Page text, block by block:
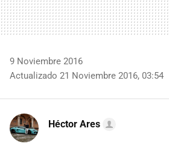
9 Noviembre 2016
Actualizado 21 Noviembre 2016, 03:54
Héctor Ares